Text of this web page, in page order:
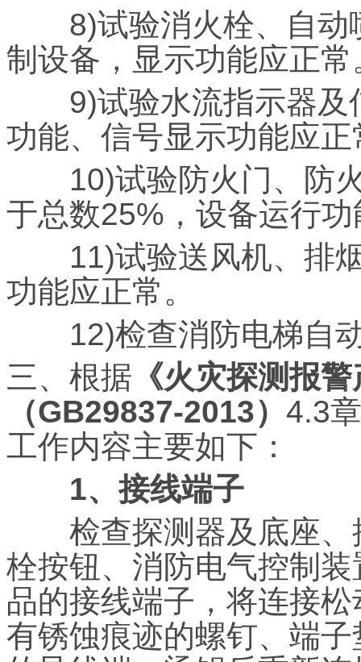
8)试验消火栓、自动
制设备，显示功能应正常
9)试验水流指示器及
功能、信号显示功能应正
10)试验防火门、防火
于总数25%，设备运行
11)试验送风机、排烟
功能应正常。
12)检查消防电梯自动
三、根据 《火灾探测报
（GB29837-2013） 4.3
工作内容主要如下：
1、接线端子
检查探测器及底座、
栓按钮、消防电气控制
品的接线端子，将连接
有锈蚀痕迹的螺钉、端